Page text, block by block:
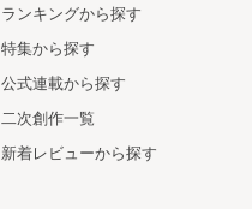
ランキングから探す
特集から探す
公式連載から探す
二次創作一覧
新着レビューから探す